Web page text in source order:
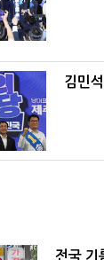
김민
전국 기